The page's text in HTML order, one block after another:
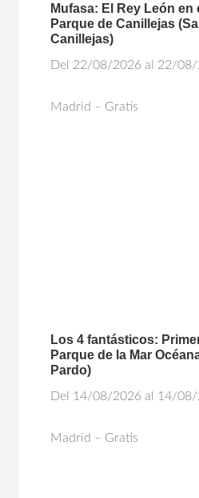
Mufasa: El Rey León en
Parque de Canillejas
Canillejas)
Del 22/08/2026 al 22/
Madrid – Gratis
Los 4 fantásticos:
Parque de la Mar
Pardo)
Del 14/08/2026 al 14/
Madrid – Gratis